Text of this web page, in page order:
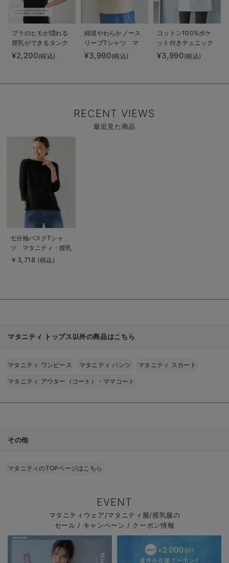
ブラのヒモが隠れる
授乳ができるタンク
トップ 抗菌防臭
綿混モダール
¥2,200(税込)
綿混やわらかノース
リーブTシャツ マ
タニティ・産後授乳
服【出産後も長く使
¥3,990(税込)
コットン100%ポケ
ット付きチュニック
トップス マタニテ
ィ・授乳服【出産後
¥3,990(税込)
RECENT VIEWS
最近見た商品
商
品
詳
を
七分袖バスクTシャ
ツ マタニティ・授乳
服【出産後も長く使え
￥3,718 (税込)
マタニティ トップス以外の商品はこちら
マタニティ ワンピース マタニティ パンツ マタニティ スカート
マタニティ アウター（コート）・ママコート
その他
マタニティのTOPページはこちら
EVENT
マタニティウェア/マタニティ服/授乳服の
セール / キャンペーン / クーポン情報